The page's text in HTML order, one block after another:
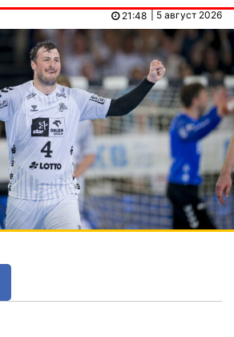
| 5 август 2026
21:48